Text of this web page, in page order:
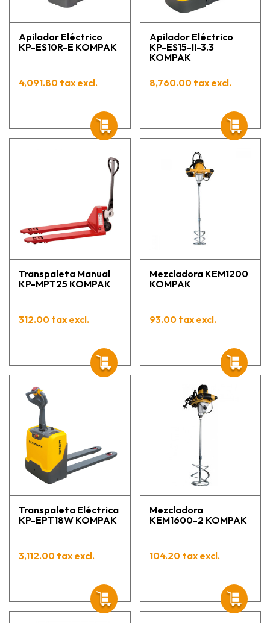
Apilador Eléctrico
KP-ES10R-E KOMPAK
4,091.80 tax excl.
Apilador Eléctrico
KP-ES15-II-3.3
KOMPAK
8,760.00 tax excl.
Transpaleta Manual
KP-MPT25 KOMPAK
312.00 tax excl.
Mezcladora KEM1200
KOMPAK
93.00 tax excl.
Transpaleta Eléctrica
KP-EPT18W KOMPAK
3,112.00 tax excl.
Mezcladora
KEM1600-2 KOMPAK
104.20 tax excl.